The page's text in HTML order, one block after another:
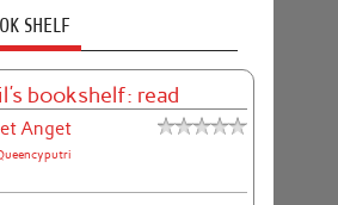
SHELF
bookshelf: read
Anget